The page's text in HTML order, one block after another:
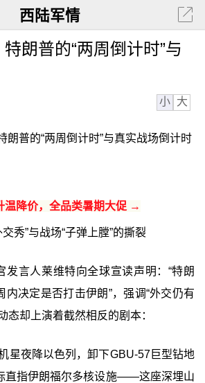
西陆军情
朗普的“两周倒计时”与
小 大
朗普的“两周倒计时”与真实战场倒计时
温降价，全品类暑期大促 →
秀”与战场“子弹上膛”的撕裂
发言人莱维特向全球宣读声明：“特朗
内决定是否打击伊朗”，强调“外交仍有
态却上演着截然相反的剧本：
星夜降以色列，卸下GBU-57巨型钻地
直指伊朗福尔多核设施——这座深埋山